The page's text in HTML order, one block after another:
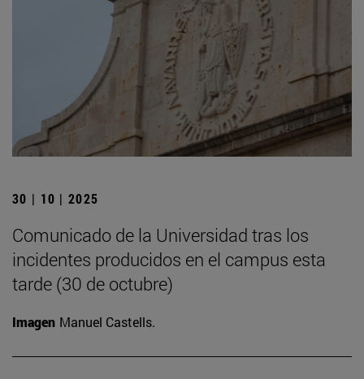
30 | 10 | 2025
Comunicado de la Universidad tras los
incidentes producidos en el campus esta
tarde (30 de octubre)
Imagen Manuel Castells.